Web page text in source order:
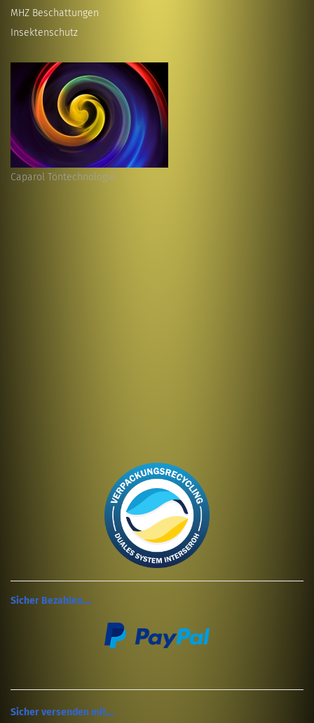
MHZ Beschattungen
Insektenschutz
Caparol Töntechnologie
Sicher Bezahlen....
Sicher versenden mit....